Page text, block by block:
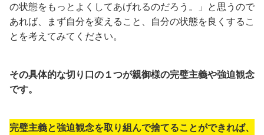
の状態をもっとよくしてあげれるのだろう。」と思うので
あれば、まず自分を変えること、自分の状態を良くするこ
とを考えてみてください。
その具体的な切り口の１つが親御様の完璧主義や強迫観念
です。
完璧主義と強迫観念を取り組んで捨てることができれば、